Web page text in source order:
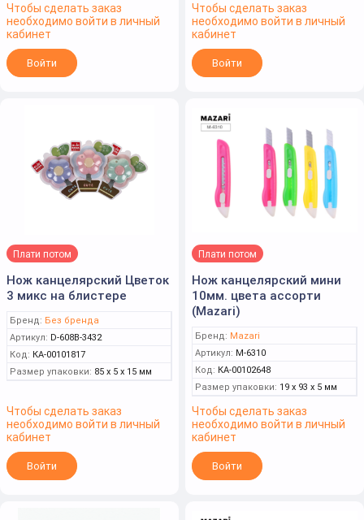
Чтобы сделать заказ
необходимо войти в личный
кабинет
Войти
Чтобы сделать заказ
необходимо войти в личный
кабинет
Войти
Плати потом
Нож канцелярский Цветок
3 микс на блистере
Бренд: Без бренда
Артикул: D-608B-3432
Код: КА-00101817
Размер упаковки: 85 x 5 x 15 мм
Чтобы сделать заказ
необходимо войти в личный
кабинет
Войти
Плати потом
Нож канцелярский мини
10мм. цвета ассорти
(Mazari)
Бренд: Mazari
Артикул: M-6310
Код: КА-00102648
Размер упаковки: 19 x 93 x 5 мм
Чтобы сделать заказ
необходимо войти в личный
кабинет
Войти